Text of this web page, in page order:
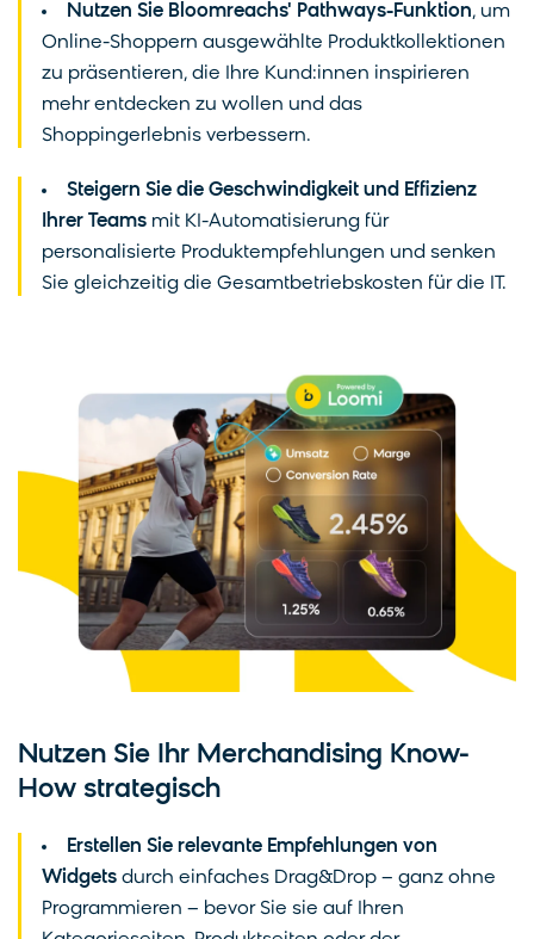
Nutzen Sie Bloomreachs' Pathways-Funktion, um
Online-Shoppern ausgewählte Produktkollektionen
zu präsentieren, die Ihre Kund:innen inspirieren
mehr entdecken zu wollen und das
Shoppingerlebnis verbessern.
Steigern Sie die Geschwindigkeit und Effizienz
Ihrer Teams mit KI-Automatisierung für
personalisierte Produktempfehlungen und senken
Sie gleichzeitig die Gesamtbetriebskosten für die IT.
Nutzen Sie Ihr Merchandising Know-
How strategisch
Erstellen Sie relevante Empfehlungen von
Widgets durch einfaches Drag&Drop – ganz ohne
Programmieren – bevor Sie sie auf Ihren